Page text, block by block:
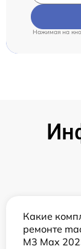
Нажимая на
Какие
ремонте
M3 Max